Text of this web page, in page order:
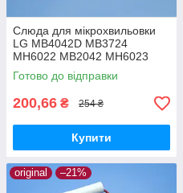
Слюда для мікрохвильовки
LG MB4042D MB3724
MH6022 MB2042 MH6023
MH6024 MH6042 MH6043
MH6044
Готово до відправки
200,66 ₴ 254 ₴
Купити
original –21%